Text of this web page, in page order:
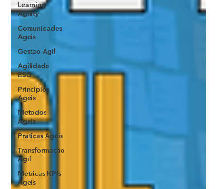
Learning
Agility
Comunidades
Ageis
Gestao Agil
Agilidade
ESG
Principios
Ageis
Metodos
Ageis
Praticas Ageis
Transformacao
Agil
Metricas KPIs
Ageis